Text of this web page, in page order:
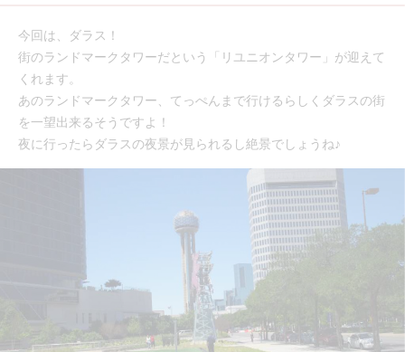
今回は、ダラス！
街のランドマークタワーだという「リユニオンタワー」が迎えて
くれます。
あのランドマークタワー、てっぺんまで行けるらしくダラスの街
を一望出来るそうですよ！
夜に行ったらダラスの夜景が見られるし絶景でしょうね♪